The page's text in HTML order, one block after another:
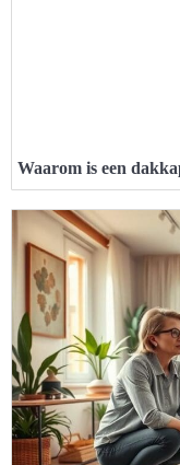
Waarom is een